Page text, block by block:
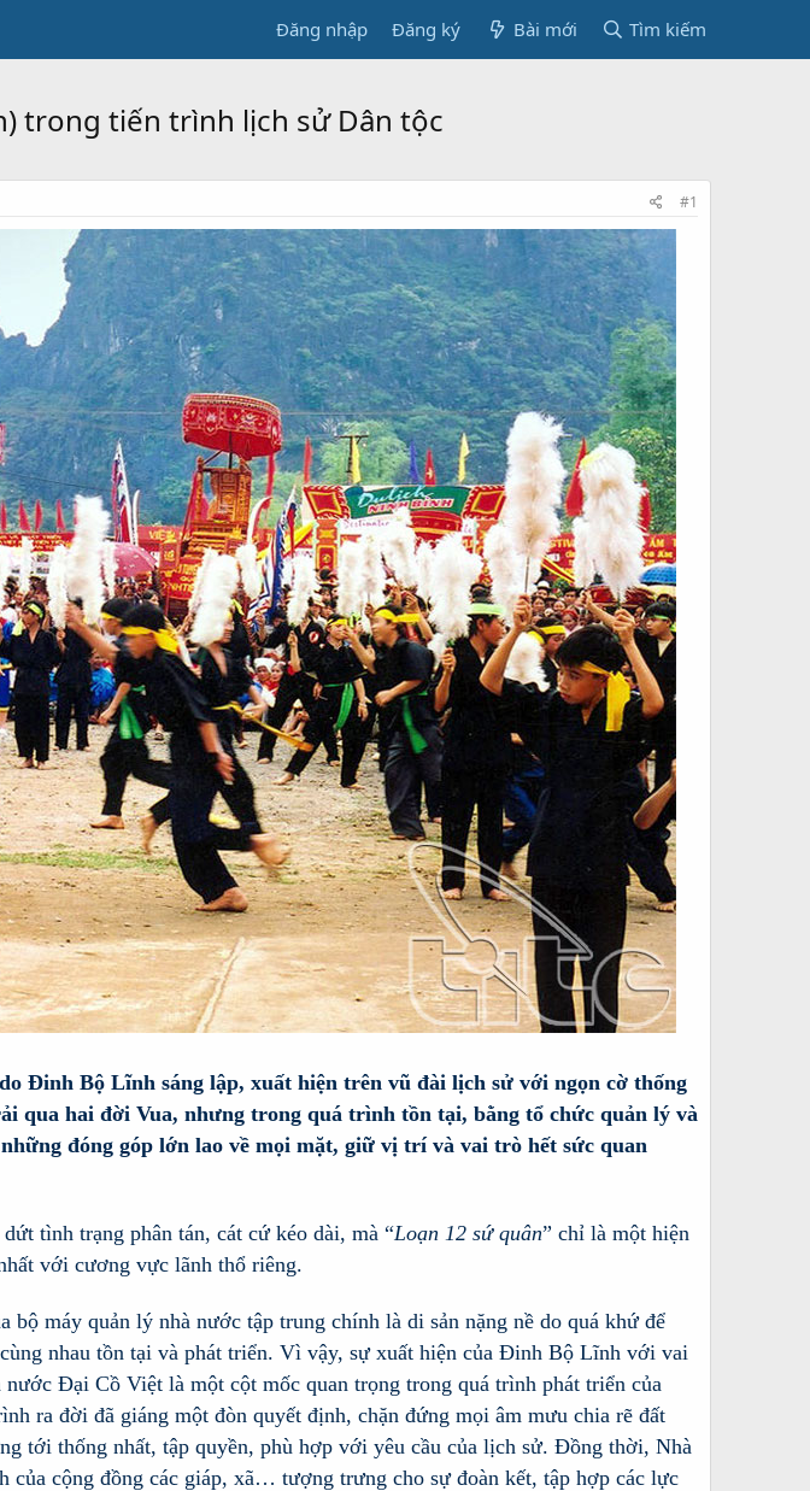
Đăng nhập Đăng ký Bài mới Tìm kiếm
trong tiến trình lịch sử Dân tộc
#1
Đinh Bộ Lĩnh sáng lập, xuất hiện trên vũ đài lịch sử với ngọn cờ thống
qua hai đời Vua, nhưng trong quá trình tồn tại, bằng tổ chức quản lý và
đóng góp lớn lao về mọi mặt, giữ vị trí và vai trò hết sức quan
tình trạng phân tán, cát cứ kéo dài, mà “Loạn 12 sứ quân” chỉ là một hiện
với cương vực lãnh thổ riêng.
máy quản lý nhà nước tập trung chính là di sản nặng nề do quá khứ để
nhau tồn tại và phát triển. Vì vậy, sự xuất hiện của Đinh Bộ Lĩnh với vai
Đại Cồ Việt là một cột mốc quan trọng trong quá trình phát triển của
ra đời đã giáng một đòn quyết định, chặn đứng mọi âm mưu chia rẽ đất
tới thống nhất, tập quyền, phù hợp với yêu cầu của lịch sử. Đồng thời, Nhà
cộng đồng các giáp, xã… tượng trưng cho sự đoàn kết, tập hợp các lực